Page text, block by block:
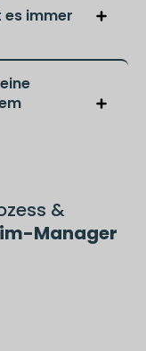
es immer
&
Manager